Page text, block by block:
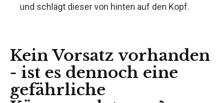
und schlägt dieser von hinten auf den Kopf.
Kein Vorsatz vorhanden
- ist es dennoch eine
gefährliche